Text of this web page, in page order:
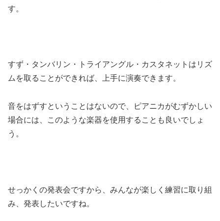
す。
すず・タンバリン・トライアングル・カスタネットはリズ
ムを取ることができれば、上手に演奏できます。
音をはずすということはないので、ピアニカがむずかしい
場合には、このような楽器を使用することも良いでしょ
う。
せっかくの発表会ですから、みんなが楽しく練習に取り組
み、発表したいですね。